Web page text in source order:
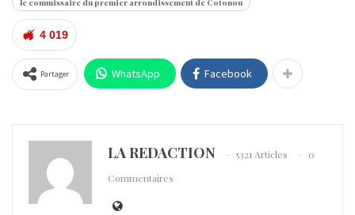
4 019
Partager WhatsApp Facebook
LA REDACTION 5321 Articles
0
Commentaires